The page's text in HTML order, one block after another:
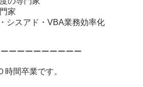
家
シスアド・VBA業務効率化
ーーーーーーーーー
間卒業です。